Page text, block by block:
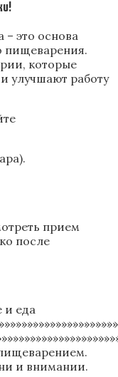
это основа
пищеварения.
которые
улучшают работу
прием
после
и еда
и внимании.